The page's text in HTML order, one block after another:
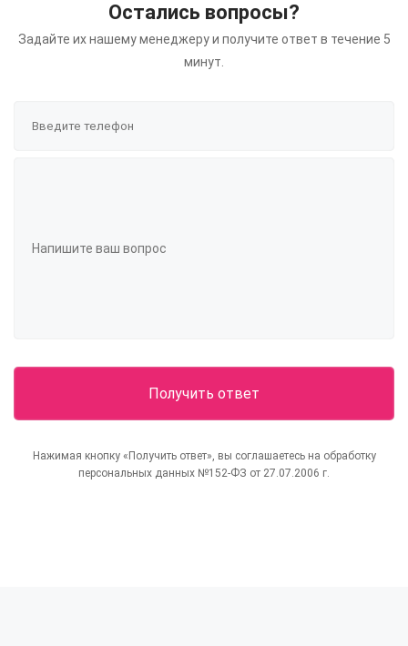
Остались вопросы?
Задайте их нашему менеджеру и получите ответ в течение 5
минут.
Нажимая кнопку «Получить ответ», вы соглашаетесь на обработку
персональных данных №152-ФЗ от 27.07.2006 г.